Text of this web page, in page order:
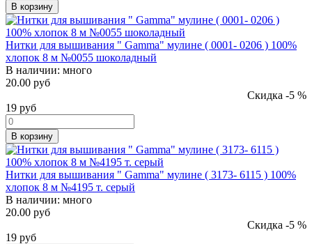
В корзину
Нитки для вышивания " Gamma" мулине ( 0001- 0206 ) 100%
хлопок 8 м №0055 шоколадный
В наличии: много
20.00 руб
Скидка -5 %
19 руб
В корзину
Нитки для вышивания " Gamma" мулине ( 3173- 6115 ) 100%
хлопок 8 м №4195 т. серый
В наличии: много
20.00 руб
Скидка -5 %
19 руб